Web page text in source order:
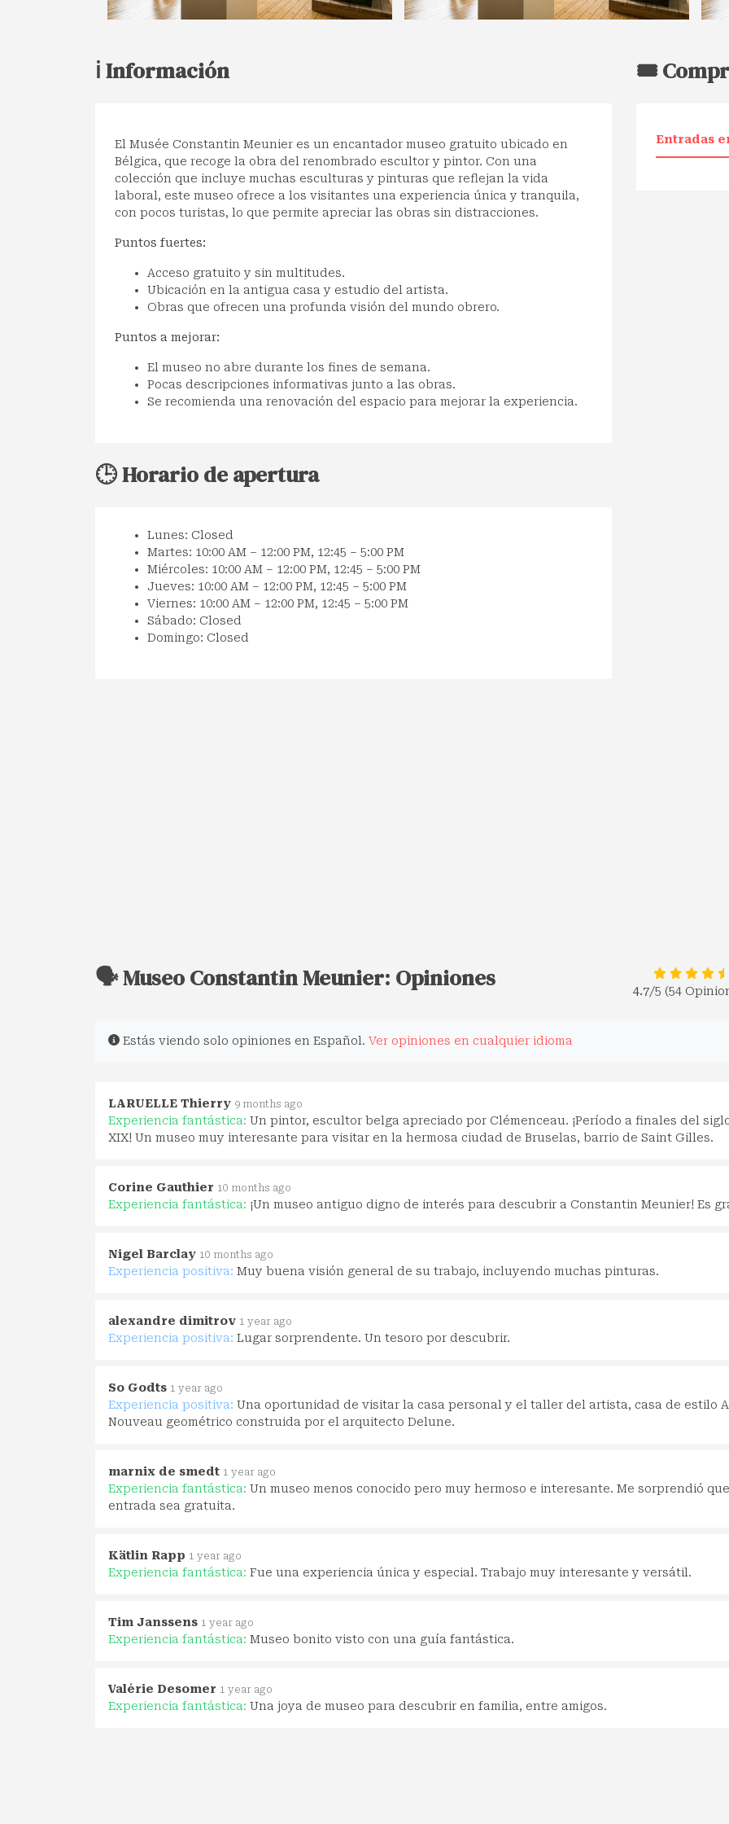
ℹ️ Información
El Musée Constantin Meunier es un encantador museo gratuito ubicado en
Bélgica, que recoge la obra del renombrado escultor y pintor. Con una
colección que incluye muchas esculturas y pinturas que reflejan la vida
laboral, este museo ofrece a los visitantes una experiencia única y tranquila,
con pocos turistas, lo que permite apreciar las obras sin distracciones.
Puntos fuertes:
Acceso gratuito y sin multitudes.
Ubicación en la antigua casa y estudio del artista.
Obras que ofrecen una profunda visión del mundo obrero.
Puntos a mejorar:
El museo no abre durante los fines de semana.
Pocas descripciones informativas junto a las obras.
Se recomienda una renovación del espacio para mejorar la experiencia.
🕒 Horario de apertura
Lunes: Closed
Martes: 10:00 AM – 12:00 PM, 12:45 – 5:00 PM
Miércoles: 10:00 AM – 12:00 PM, 12:45 – 5:00 PM
Jueves: 10:00 AM – 12:00 PM, 12:45 – 5:00 PM
Viernes: 10:00 AM – 12:00 PM, 12:45 – 5:00 PM
Sábado: Closed
Domingo: Closed
🎟️
Entradas
🗣️ Museo Constantin Meunier: Opiniones 4.7/5 (54
Estás viendo solo opiniones en Español. Ver opiniones en cualquier idioma
LARUELLE Thierry 9 months ago
Experiencia fantástica: Un pintor, escultor belga apreciado por Clémenceau. ¡Período a finales del
XIX! Un museo muy interesante para visitar en la hermosa ciudad de Bruselas, barrio de Saint Gilles.
Corine Gauthier 10 months ago
Experiencia fantástica: ¡Un museo antiguo digno de interés para descubrir a Constantin Meunier! Es
Nigel Barclay 10 months ago
Experiencia positiva: Muy buena visión general de su trabajo, incluyendo muchas pinturas.
alexandre dimitrov 1 year ago
Experiencia positiva: Lugar sorprendente. Un tesoro por descubrir.
So Godts 1 year ago
Experiencia positiva: Una oportunidad de visitar la casa personal y el taller del artista, casa de estilo
Nouveau geométrico construida por el arquitecto Delune.
marnix de smedt 1 year ago
Experiencia fantástica: Un museo menos conocido pero muy hermoso e interesante. Me sorprendió
entrada sea gratuita.
Kätlin Rapp 1 year ago
Experiencia fantástica: Fue una experiencia única y especial. Trabajo muy interesante y versátil.
Tim Janssens 1 year ago
Experiencia fantástica: Museo bonito visto con una guía fantástica.
Valérie Desomer 1 year ago
Experiencia fantástica: Una joya de museo para descubrir en familia, entre amigos.